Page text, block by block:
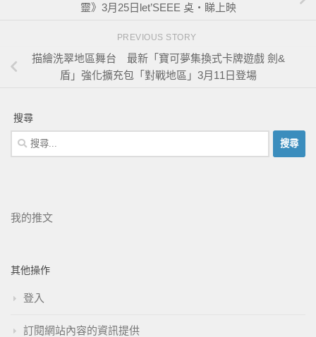
靈》3月25日let’SEEE 奌・睇上映
PREVIOUS STORY
描繪洗翠地區舞台 最新「寶可夢集換式卡牌遊戲 劍&
盾」強化擴充包「對戰地區」3月11日登場
搜尋
我的推文
其他操作
登入
訂閱網站內容的資訊提供